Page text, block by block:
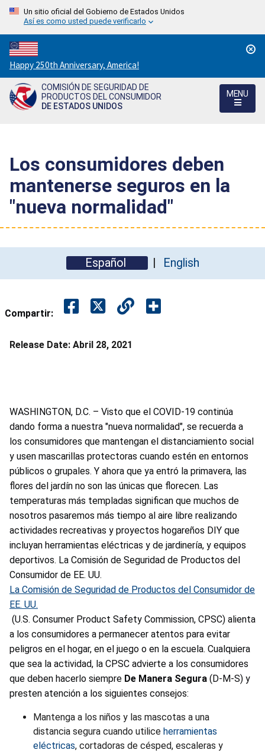
Un sitio oficial del Gobierno de Estados Unidos
Así es como usted puede verificarlo
Countdown
to
America's
250th
Happy 250th Anniversary, America!
COMISIÓN DE SEGURIDAD DE
PRODUCTOS DEL CONSUMIDOR
DE ESTADOS UNIDOS
MENU
Los consumidores deben
mantenerse seguros en la
"nueva normalidad"
Español English
Compartir:
Release Date: Abril 28, 2021
WASHINGTON, D.C. – Visto que el COVID-19 continúa
dando forma a nuestra "nueva normalidad", se recuerda a
los consumidores que mantengan el distanciamiento social
y usen mascarillas protectoras cuando estén en entornos
públicos o grupales. Y ahora que ya entró la primavera, las
flores del jardín no son las únicas que florecen. Las
temperaturas más templadas significan que muchos de
nosotros pasaremos más tiempo al aire libre realizando
actividades recreativas y proyectos hogareños DIY que
incluyan herramientas eléctricas y de jardinería, y equipos
deportivos. La Comisión de Seguridad de Productos del
Consumidor de EE. UU.
La Comisión de Seguridad de Productos del Consumidor de
EE. UU.
(U.S. Consumer Product Safety Commission, CPSC) alienta
a los consumidores a permanecer atentos para evitar
peligros en el hogar, en el juego o en la escuela. Cualquiera
que sea la actividad, la CPSC advierte a los consumidores
que deben hacerlo siempre De Manera Segura (D-M-S) y
presten atención a los siguientes consejos:
Mantenga a los niños y las mascotas a una
distancia segura cuando utilice herramientas
eléctricas, cortadoras de césped, escaleras y